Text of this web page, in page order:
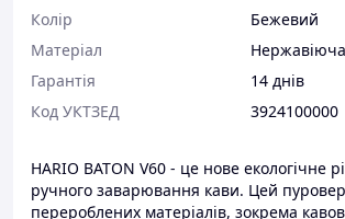
Колір
Бежевий
Матеріал
Гарантія
14 днів
Код УКТЗЕД
3924100000
HARIO BATON V60 - це нове екологічне
ручного заварювання кави. Цей
перероблених матеріалів, зокрема